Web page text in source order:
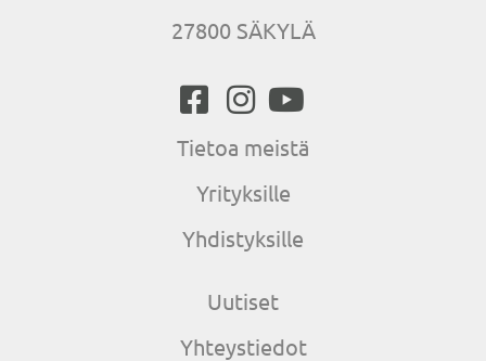
27800 SÄKYLÄ
Tietoa meistä
Yrityksille
Yhdistyksille
Uutiset
Yhteystiedot